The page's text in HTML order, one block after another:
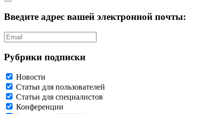
Введите адрес вашей электронной почты:
Рубрики подписки
Новости
Статьи для пользователей
Статьи для специалистов
Конференции